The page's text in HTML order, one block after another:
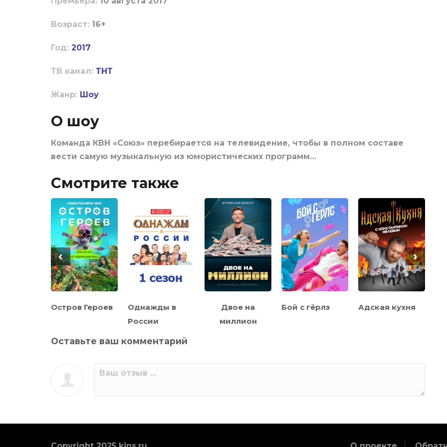
Boзpacт: 16+
Год: 2017
ТВ канал: ТНТ
Жанр: Шоу
О шоу
Команда КВН «Союз» перебирается на телевидение, чтобы в полном составе
вести самую музыкальную из юмористических программ…
Смотрите также
Остров Героев
Однажды в
России
Двое на
миллион
Бой с гёрлз Адская кухня
‹ ›
Оставьте ваш комментарий